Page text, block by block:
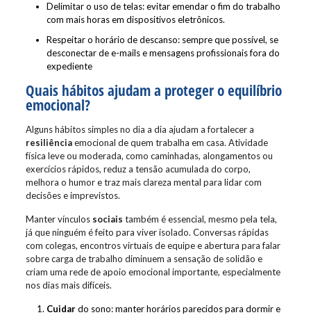
Delimitar o uso de telas: evitar emendar o fim do trabalho
com mais horas em dispositivos eletrônicos.
Respeitar o horário de descanso: sempre que possível, se
desconectar de e-mails e mensagens profissionais fora do
expediente
Quais hábitos ajudam a proteger o equilíbrio
emocional?
Alguns hábitos simples no dia a dia ajudam a fortalecer a
resiliênciaemocional de quem trabalha em casa. Atividade
física leve ou moderada, como caminhadas, alongamentos ou
exercícios rápidos, reduz a tensão acumulada do corpo,
melhora o humor e traz mais clareza mental para lidar com
decisões e imprevistos.
Manter vínculos sociais também é essencial, mesmo pela tela,
já que ninguém é feito para viver isolado. Conversas rápidas
com colegas, encontros virtuais de equipe e abertura para falar
sobre carga de trabalho diminuem a sensação de solidão e
criam uma rede de apoio emocional importante, especialmente
nos dias mais difíceis.
Cuidardo sono: manter horários parecidos para dormir e